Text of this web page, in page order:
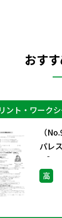
おす
ント・ワーク
（
パレ
ト］
高